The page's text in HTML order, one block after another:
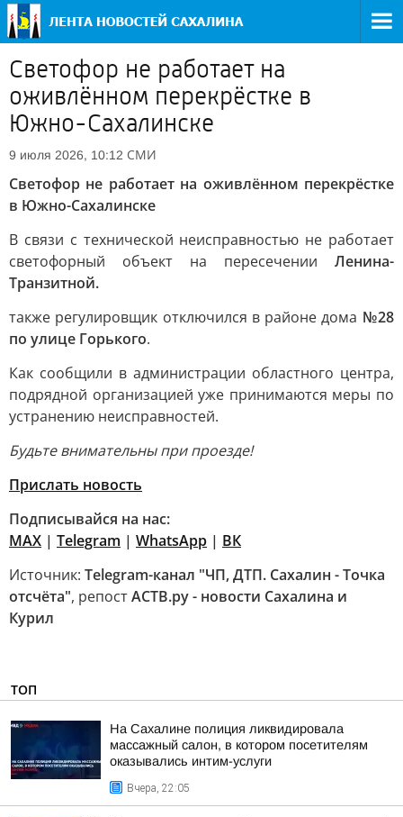
Светофор не работает на
оживлённом перекрёстке в
Южно-Сахалинске
9 июля 2026, 10:12 СМИ
Светофор не работает на оживлённом перекрёстке
в Южно-Сахалинске
В связи с технической неисправностью не работает
светофорный объект на пересечении Ленина-
Транзитной.
также регулировщик отключился в районе дома №28
по улице Горького.
Как сообщили в администрации областного центра,
подрядной организацией уже принимаются меры по
устранению неисправностей.
Будьте внимательны при проезде!
Прислать новость
Подписывайся на нас:
МАХ | Telegram | WhatsApp | ВК
Источник: Telegram-канал "ЧП, ДТП. Сахалин - Точка
отсчёта", репостАСТВ.ру - новости Сахалина и
Курил
ТОП
На Сахалине полиция ликвидировала
массажный салон, в котором посетителям
оказывались интим-услуги
Вчера, 22:05